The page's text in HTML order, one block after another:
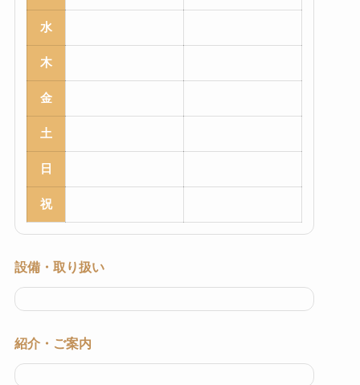
水
木
金
土
日
祝
設備・取り扱い
紹介・ご案内